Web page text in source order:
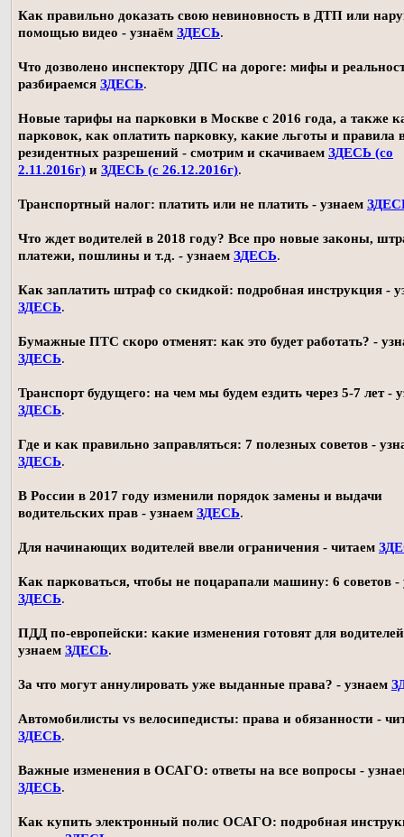
Как правильно доказать свою невиновность в ДТП или
помощью видео - узнаём ЗДЕСЬ.
Что дозволено инспектору ДПС на дороге: мифы и
разбираемся ЗДЕСЬ.
Новые тарифы на парковки в Москве с 2016 года, а также
парковок, как оплатить парковку, какие льготы и правила
резидентных разрешений - смотрим и скачиваем ЗДЕСЬ (со
2.11.2016г) и ЗДЕСЬ (с 26.12.2016г).
Транспортный налог: платить или не платить - узнаем
Что ждет водителей в 2018 году? Все про новые законы,
платежи, пошлины и т.д. - узнаем ЗДЕСЬ.
Как заплатить штраф со скидкой: подробная инструкция -
ЗДЕСЬ.
Бумажные ПТС скоро отменят: как это будет работать? -
ЗДЕСЬ.
Транспорт будущего: на чем мы будем ездить через 5-7 лет -
ЗДЕСЬ.
Где и как правильно заправляться: 7 полезных советов -
ЗДЕСЬ.
В России в 2017 году изменили порядок замены и выдачи
водительских прав - узнаем ЗДЕСЬ.
Для начинающих водителей ввели ограничения - читаем
Как парковаться, чтобы не поцарапали машину: 6 советов -
ЗДЕСЬ.
ПДД по-европейски: какие изменения готовят для
узнаем ЗДЕСЬ.
За что могут аннулировать уже выданные права? - узнаем
Автомобилисты vs велосипедисты: права и обязанности -
ЗДЕСЬ.
Важные изменения в ОСАГО: ответы на все вопросы -
ЗДЕСЬ.
Как купить электронный полис ОСАГО: подробная